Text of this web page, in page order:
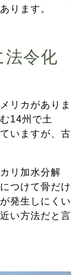
ります。
法令化
リカがありま
14州で土
いますが、古
リ加水分解
つけて骨だけ
発生しにくい
い方法だと言